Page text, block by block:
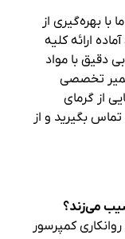
ما با بهره‌گیری از
ارائه کلیه
دقیق با مواد
تخصصی
از گرمای
تماس بگیرید و از
کمپرسور